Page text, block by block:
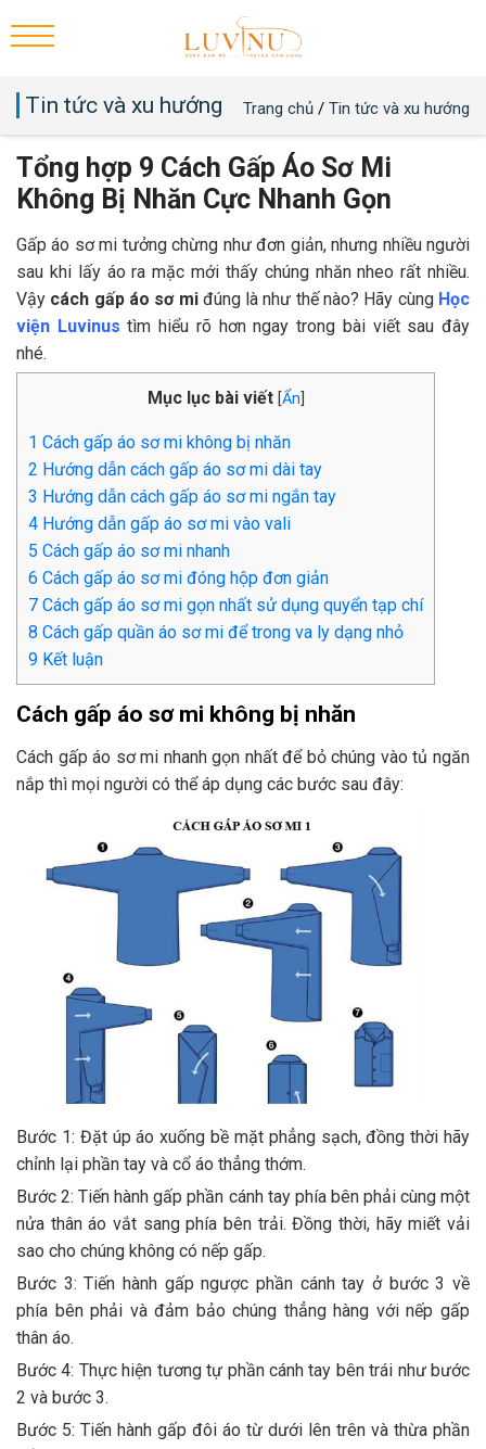
Tin tức và xu hướng Trang chủ / Tin tức và xu hướng
Tổng hợp 9 Cách Gấp Áo Sơ Mi
Không Bị Nhăn Cực Nhanh Gọn
Gấp áo sơ mi tưởng chừng như đơn giản, nhưng nhiều người
sau khi lấy áo ra mặc mới thấy chúng nhăn nheo rất nhiều.
Vậy cách gấp áo sơ miđúng là như thế nào? Hãy cùng Học
viện Luvinus tìm hiểu rõ hơn ngay trong bài viết sau đây
nhé.
Mục lục bài viết [Ẩn
1 Cách gấp áo sơ mi không bị nhăn
2 Hướng dẫn cách gấp áo sơ mi dài tay
3 Hướng dẫn cách gấp áo sơ mi ngắn tay
4 Hướng dẫn gấp áo sơ mi vào vali
5 Cách gấp áo sơ mi nhanh
6 Cách gấp áo sơ mi đóng hộp đơn giản
7 Cách gấp áo sơ mi gọn nhất sử dụng quyển tạp chí
8 Cách gấp quần áo sơ mi để trong va ly dạng nhỏ
9 Kết luận
Cách gấp áo sơ mi không bị nhăn
Cách gấp áo sơ mi nhanh gọn nhất để bỏ chúng vào tủ ngăn
nắp thì mọi người có thể áp dụng các bước sau đây:
Bước 1: Đặt úp áo xuống bề mặt phẳng sạch, đồng thời hãy
chỉnh lại phần tay và cổ áo thẳng thớm.
Bước 2: Tiến hành gấp phần cánh tay phía bên phải cùng một
nửa thân áo vắt sang phía bên trải. Đồng thời, hãy miết vải
sao cho chúng không có nếp gấp.
Bước 3: Tiến hành gấp ngược phần cánh tay ở bước 3 về
phía bên phải và đảm bảo chúng thẳng hàng với nếp gấp
thân áo.
Bước 4: Thực hiện tương tự phần cánh tay bên trái như bước
2 và bước 3.
Bước 5: Tiến hành gấp đôi áo từ dưới lên trên và thừa phần